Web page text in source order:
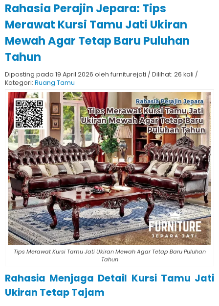
Rahasia Perajin Jepara: Tips
Merawat Kursi Tamu Jati Ukiran
Mewah Agar Tetap Baru Puluhan
Tahun
Diposting pada 19 April 2026 oleh furniturejati / Dilihat: 26 kali /
Kategori: Ruang Tamu
Tips Merawat Kursi Tamu Jati Ukiran Mewah Agar Tetap Baru Puluhan
Tahun
Rahasia Menjaga Detail Kursi Tamu Jati
Ukiran Tetap Tajam